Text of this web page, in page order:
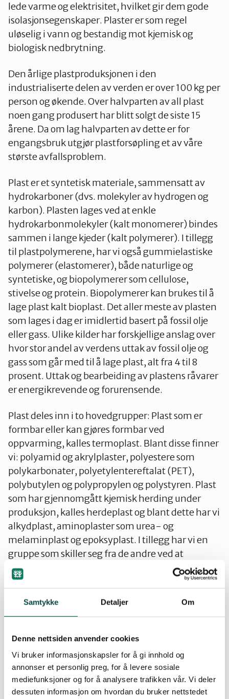
Samtykke Detaljer Om
Denne nettsiden anvender cookies
Vi bruker informasjonskapsler for å gi innhold og
annonser et personlig preg, for å levere sosiale
mediefunksjoner og for å analysere trafikken vår. Vi deler
dessuten informasjon om hvordan du bruker nettstedet
Telemark
Troms
Vestfold
Østfold
Rogaland
lede varme og elektrisitet, hvilket gir dem gode
isolasjonsegenskaper. Plaster er som regel
uløselig i vann og bestandig mot kjemisk og
biologisk nedbrytning.
Den årlige plastproduksjonen i den
industrialiserte delen av verden er over 100 kg per
person og økende. Over halvparten av all plast
noen gang produsert har blitt solgt de siste 15
årene. Da om lag halvparten av dette er for
engangsbruk utgjør plastforsøpling et av våre
største avfallsproblem.
Plast er et syntetisk materiale, sammensatt av
hydrokarboner (dvs. molekyler av hydrogen og
karbon). Plasten lages ved at enkle
hydrokarbonmolekyler (kalt monomerer) bindes
sammen i lange kjeder (kalt polymerer). I tillegg
til plastpolymerene, har vi også gummielastiske
polymerer (elastomerer), både naturlige og
syntetiske, og biopolymerer som cellulose,
stivelse og protein. Biopolymerer kan brukes til å
lage plast kalt bioplast. Det aller meste av plasten
som lages i dag er imidlertid basert på fossil olje
eller gass. Ulike kilder har forskjellige anslag over
hvor stor andel av verdens uttak av fossil olje og
gass som går med til å lage plast, alt fra 4 til 8
prosent. Uttak og bearbeiding av plastens råvarer
er energikrevende og forurensende.
Plast deles inn i to hovedgrupper: Plast som er
formbar eller kan gjøres formbar ved
oppvarming, kalles termoplast. Blant disse finner
vi: polyamid og akrylplaster, polyestere som
polykarbonater, polyetylentereftalat (PET),
polybutylen og polypropylen og polystyren. Plast
som har gjennomgått kjemisk herding under
produksjon, kalles herdeplast og blant dette har vi
alkydplast, aminoplaster som urea- og
melaminplast og epoksyplast. I tillegg har vi en
gruppe som skiller seg fra de andre ved at
grunnstoffet klor er en viktig bestanddel;
polyvinyler som polyvinylklorid (PVC).
Uansett hvilken plastgruppe det dreier seg om, er
ikke plast bare plast. De fleste plasttyper tilsettes
ulike hjelpestoffer for å gi dem spesielle
egenskaper. Det kan være pigmenter, fyllstoffer,
flammehemmere, mykgjører eller stabilisatorer
som beskytter plasten mot nedbrytning. Mange
plastmaterialer blir dessuten ofte armert med